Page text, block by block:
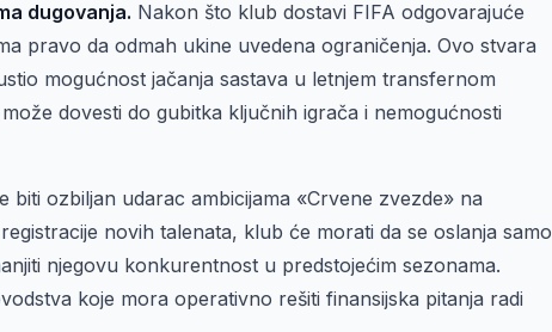
dugovanja. Nakon što klub dostavi FIFA odgovarajuće
pravo da odmah ukine uvedena ograničenja. Ovo stvara
mogućnost jačanja sastava u letnjem transfernom
dovesti do gubitka ključnih igrača i nemogućnosti
ozbiljan udarac ambicijama «Crvene zvezde» na
novih talenata, klub će morati da se oslanja samo
njegovu konkurentnost u predstojećim sezonama.
koje mora operativno rešiti finansijska pitanja radi